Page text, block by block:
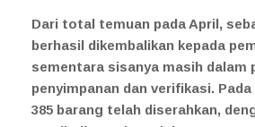
Dari total temuan pada April,
berhasil dikembalikan kepada
sementara sisanya masih dalam
penyimpanan dan verifikasi.
385 barang telah diserahkan,